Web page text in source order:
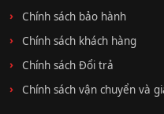
Chính sách bảo hành
Chính sách khách hàng
Chính sách Đổi trả
Chính sách vận chuyển và